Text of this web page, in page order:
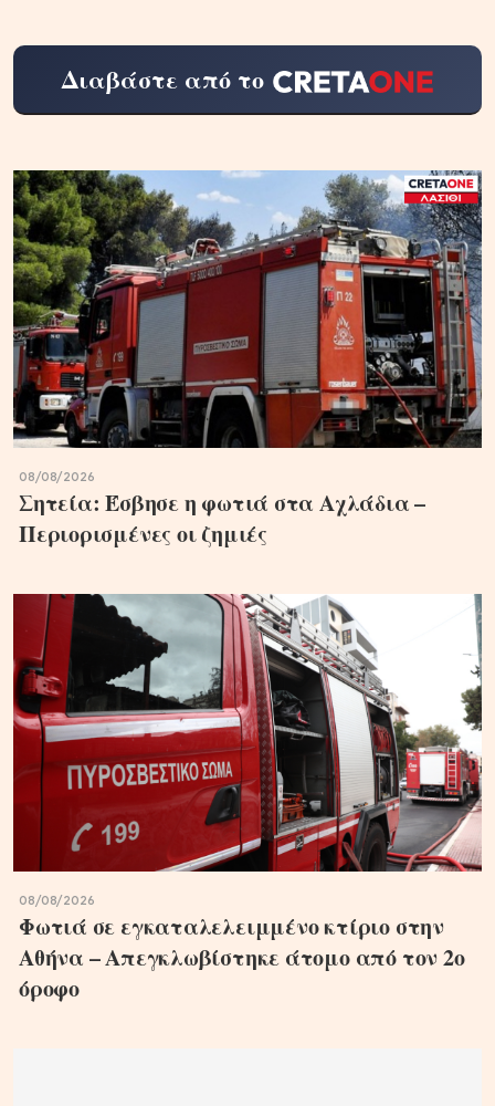
Διαβάστε από το
08/08/2026
Σητεία: Έσβησε η φωτιά στα Αχλάδια –
Περιορισμένες οι ζημιές
08/08/2026
Φωτιά σε εγκαταλελειμμένο κτίριο στην
Αθήνα – Απεγκλωβίστηκε άτομο από τον 2ο
όροφο